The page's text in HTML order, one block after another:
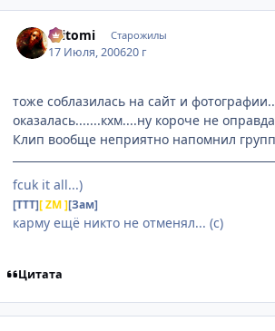
.Hitomi Старожилы
17 Июля, 200620 г
тоже соблазилась на сайт и
оказалась.......кхм....ну короче не
Клип вообще неприятно напомнил
fcuk it all...)
[TTT][ ZM ][Зам]
карму ещё никто не отменял... (с)
Цитата